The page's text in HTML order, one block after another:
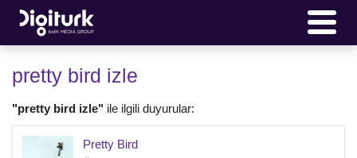
pretty bird izle
"pretty bird izle" ile ilgili duyurular:
Pretty Bird